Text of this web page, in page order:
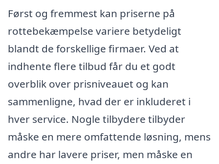
Først og fremmest kan priserne på
rottebekæmpelse variere betydeligt
blandt de forskellige firmaer. Ved at
indhente flere tilbud får du et godt
overblik over prisniveauet og kan
sammenligne, hvad der er inkluderet i
hver service. Nogle tilbydere tilbyder
måske en mere omfattende løsning, mens
andre har lavere priser, men måske en